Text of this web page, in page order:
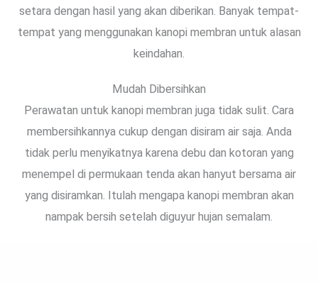
setara dengan hasil yang akan diberikan. Banyak tempat-
tempat yang menggunakan kanopi membran untuk alasan
keindahan.
Mudah Dibersihkan
Perawatan untuk kanopi membran juga tidak sulit. Cara
membersihkannya cukup dengan disiram air saja. Anda
tidak perlu menyikatnya karena debu dan kotoran yang
menempel di permukaan tenda akan hanyut bersama air
yang disiramkan. Itulah mengapa kanopi membran akan
nampak bersih setelah diguyur hujan semalam.